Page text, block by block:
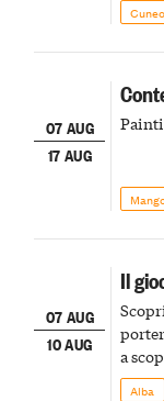
Cuneo
07 AUG
17 AUG
07 AUG
10 AUG
Il
a
Alba